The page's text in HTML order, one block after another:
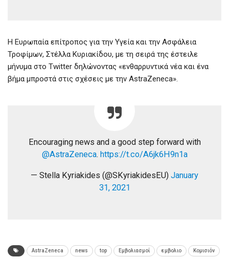
Η Ευρωπαία επίτροπος για την Υγεία και την Ασφάλεια
Τροφίμων, Στέλλα Κυριακίδου, με τη σειρά της έστειλε
μήνυμα στο Twitter δηλώνοντας «ενθαρρυντικά νέα και ένα
βήμα μπροστά στις σχέσεις με την AstraZeneca».
Encouraging news and a good step forward with
@AstraZeneca. https://t.co/A6jk6H9n1a
— Stella Kyriakides (@SKyriakidesEU) January
31, 2021
AstraZeneca news top Εμβολιασμοί εμβολιο Κομισιόν